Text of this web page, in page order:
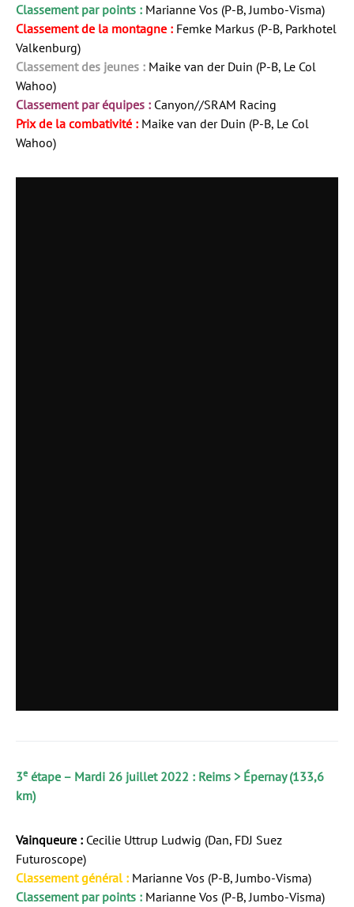
Classement par points : Marianne Vos (P-B, Jumbo-Visma)
Classement de la montagne : Femke Markus (P-B, Parkhotel
Valkenburg)
Classement des jeunes : Maike van der Duin (P-B, Le Col
Wahoo)
Classement par équipes : Canyon//SRAM Racing
Prix de la combativité : Maike van der Duin (P-B, Le Col
Wahoo)
3e étape – Mardi 26 juillet 2022 : Reims > Épernay (133,6
km)
Vainqueure : Cecilie Uttrup Ludwig (Dan, FDJ Suez
Futuroscope)
Classement général : Marianne Vos (P-B, Jumbo-Visma)
Classement par points : Marianne Vos (P-B, Jumbo-Visma)